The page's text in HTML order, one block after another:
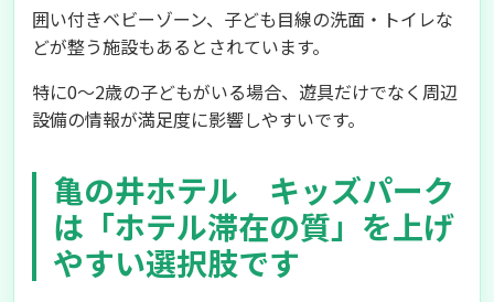
囲い付きベビーゾーン、子ども目線の洗面・トイレな
どが整う施設もあるとされています。
特に0～2歳の子どもがいる場合、遊具だけでなく周辺
設備の情報が満足度に影響しやすいです。
亀の井ホテル キッズパーク
は「ホテル滞在の質」を上げ
やすい選択肢です